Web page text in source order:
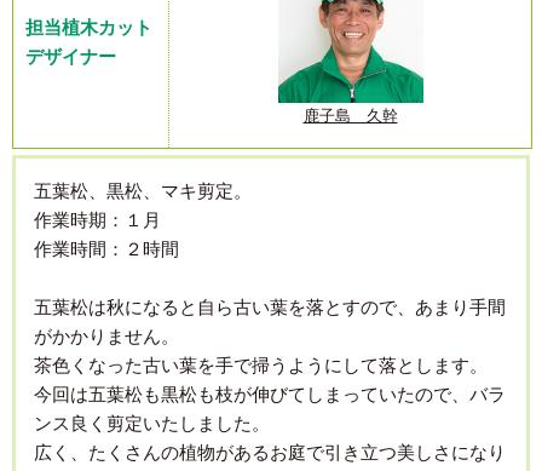
担当植木カット
デザイナー
鹿子島 久幹
五葉松、黒松、マキ剪定。
作業時期：１月
作業時間：２時間
五葉松は秋になると自ら古い葉を落とすので、あまり手間
がかかりません。
茶色くなった古い葉を手で掃うようにして落とします。
今回は五葉松も黒松も枝が伸びてしまっていたので、バラ
ンス良く剪定いたしました。
広く、たくさんの植物があるお庭で引き立つ美しさになり